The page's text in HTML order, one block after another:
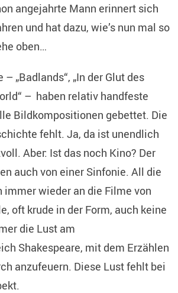
angejahrte Mann erinnert sich
und hat dazu, wie’s nun mal so
oben…
„Badlands“, „In der Glut des
– haben relativ handfeste
Bildkompositionen gebettet. Die
fehlt. Ja, da ist unendlich
Aber: Ist das noch Kino? Der
auch von einer Sinfonie. All die
wieder an die Filme von
oft krude in der Form, auch keine
die Lust am
Shakespeare, mit dem Erzählen
anzufeuern. Diese Lust fehlt bei